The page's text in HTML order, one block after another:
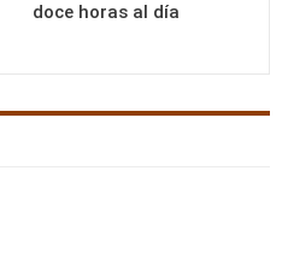
doce horas al día